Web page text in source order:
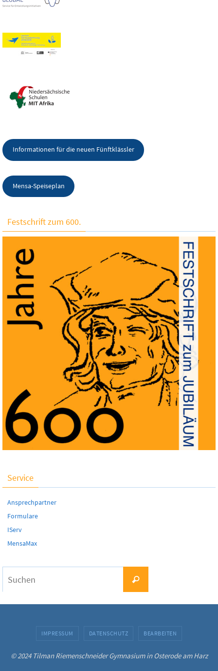
Informationen für die neuen Fünftklässler
Mensa-Speiseplan
Festschrift zum 600.
Service
Ansprechpartner
Formulare
IServ
MensaMax
Suchen
IMPRESSUM DATENSCHUTZ BEARBEITEN
© 2024 Tilman Riemenschneider Gymnasium in Osterode am Harz